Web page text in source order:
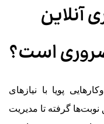
آنلاین
است؟
پویا با نیازهای
گرفته تا مدیریت